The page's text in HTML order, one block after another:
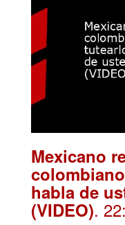
Mexicano
habla de
(VIDEO).